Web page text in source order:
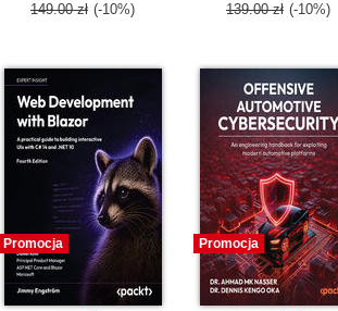
149.00 zł (-10%) 139.00 zł (-10%)
Promocja Promocja